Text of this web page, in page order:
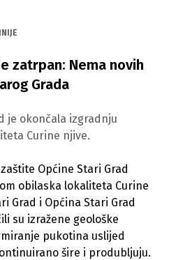
zatrpan: Nema novih
Grada
je okončala izgradnju
Curine njive.
Općine Stari Grad
obilaska lokaliteta Curine
Grad i Općina Stari Grad
su izražene geološke
pukotina uslijed
šire i produbljuju.